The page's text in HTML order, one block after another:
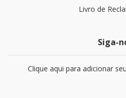
Livro de
Siga-
Clique aqui para adicionar